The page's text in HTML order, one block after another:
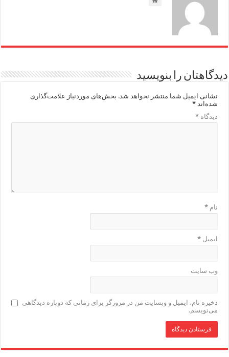
دیدگاهتان را بنویسید
نشانی ایمیل شما منتشر نخواهد شد. بخش‌های موردنیاز علامت‌گذاری
شده‌اند*
دیدگاه*
نام*
ایمیل*
وب‌ سایت
ذخیره نام، ایمیل و وبسایت من در مرورگر برای زمانی که دوباره دیدگاهی
می‌نویسم.